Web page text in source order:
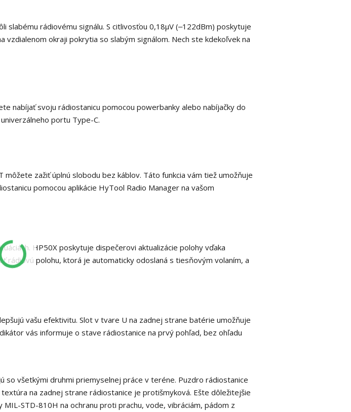
slabému rádiovému signálu. S citlivosťou 0,18μV (‒122dBm) poskytuje
vzdialenom okraji pokrytia so slabým signálom. Nech ste kdekoľvek na
nabíjať svoju rádiostanicu pomocou powerbanky alebo nabíjačky do
portu Type-C.
môžete zažiť úplnú slobodu bez káblov. Táto funkcia vám tiež umožňuje
pomocou aplikácie HyTool Radio Manager na vašom
HP50X poskytuje dispečerovi aktualizácie polohy vďaka
rádiovú polohu, ktorá je automaticky odoslaná s tiesňovým volaním, a
vašu efektivitu. Slot v tvare U na zadnej strane batérie umožňuje
vás informuje o stave rádiostanice na prvý pohľad, bez ohľadu
so všetkými druhmi priemyselnej práce v teréne. Puzdro rádiostanice
textúra na zadnej strane rádiostanice je protišmyková. Ešte dôležitejšie
STD-810H na ochranu proti prachu, vode, vibráciám, pádom z